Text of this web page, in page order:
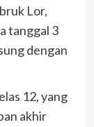
Lor,
tanggal 3
dengan
12, yang
akhir